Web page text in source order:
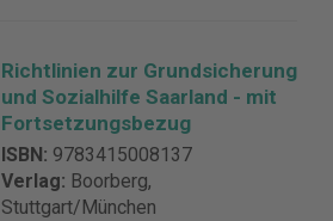
Richtlinien zur Grundsicherung
und Sozialhilfe Saarland - mit
Fortsetzungsbezug
ISBN: 9783415008137
Verlag: Boorberg,
Stuttgart/München